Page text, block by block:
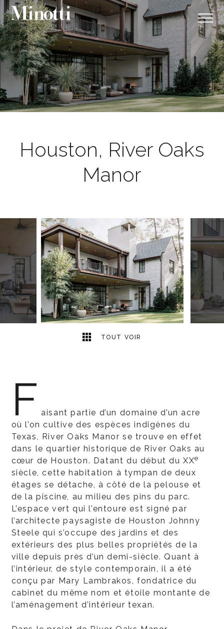
Houston, River Oaks
Manor
TOUT VOIR
F aisant partie d’un domaine d’un acre
où l’on cultive des espèces indigènes du
Texas, River Oaks Manor se trouve en effet
dans le quartier historique de River Oaks au
cœur de Houston. Datant du début du XXe
siècle, cette habitation à tympan de deux
étages se détache, à côté de la pelouse et
de la piscine, au milieu des pins du parc.
L’espace vert qui l’entoure est signé par
l’architecte paysagiste de Houston Johnny
Steele qui s’occupe des jardins et des
extérieurs des plus belles propriétés de la
ville depuis près d’un demi-siècle. Quant à
l’intérieur, de style contemporain, il a été
conçu par Mary Lambrakos, fondatrice du
cabinet du même nom et étoile montante de
l’aménagement d’intérieur texan.